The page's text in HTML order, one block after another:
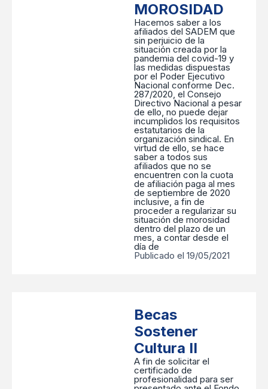
MOROSIDAD
Hacemos saber a los
afiliados del SADEM que
sin perjuicio de la
situación creada por la
pandemia del covid-19 y
las medidas dispuestas
por el Poder Ejecutivo
Nacional conforme Dec.
287/2020, el Consejo
Directivo Nacional a pesar
de ello, no puede dejar
incumplidos los requisitos
estatutarios de la
organización sindical. En
virtud de ello, se hace
saber a todos sus
afiliados que no se
encuentren con la cuota
de afiliación paga al mes
de septiembre de 2020
inclusive, a fin de
proceder a regularizar su
situación de morosidad
dentro del plazo de un
mes, a contar desde el
día de
Publicado el 19/05/2021
Becas
Sostener
Cultura II
A fin de solicitar el
certificado de
profesionalidad para ser